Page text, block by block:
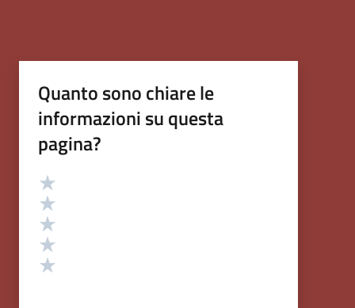
Quanto sono chiare le
informazioni su questa
pagina?
Valutazione